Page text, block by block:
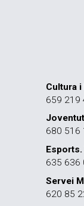
Cultura
659 219
680 516
Esports.
635 636
Servei
620 85